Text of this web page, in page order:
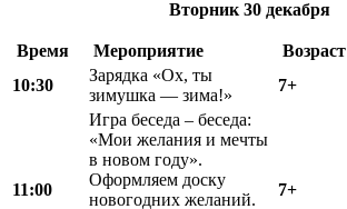
Вторник 30 декабря
Время Мероприятие Возраст
10:30
Зарядка «Ох, ты
зимушка — зима!»
7+
11:00
Игра беседа – беседа:
«Мои желания и мечты
в новом году».
Оформляем доску
новогодних желаний.
7+